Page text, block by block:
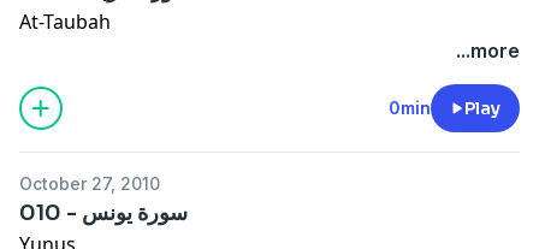
At-Taubah
...more
0min Play
October 27, 2010
010 - سورة يونس